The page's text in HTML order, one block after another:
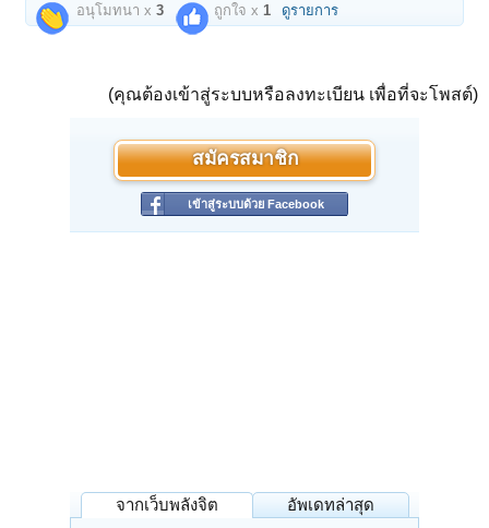
อนุโมทนา x3 ถูกใจ x 1 ดูรายการ
(คุณต้องเข้าสู่ระบบหรือลงทะเบียน เพื่อที่จะโพสต์)
สมัครสมาชิก
เข้าสู่ระบบด้วย Facebook
จากเว็บพลังจิต อัพเดทล่าสุด